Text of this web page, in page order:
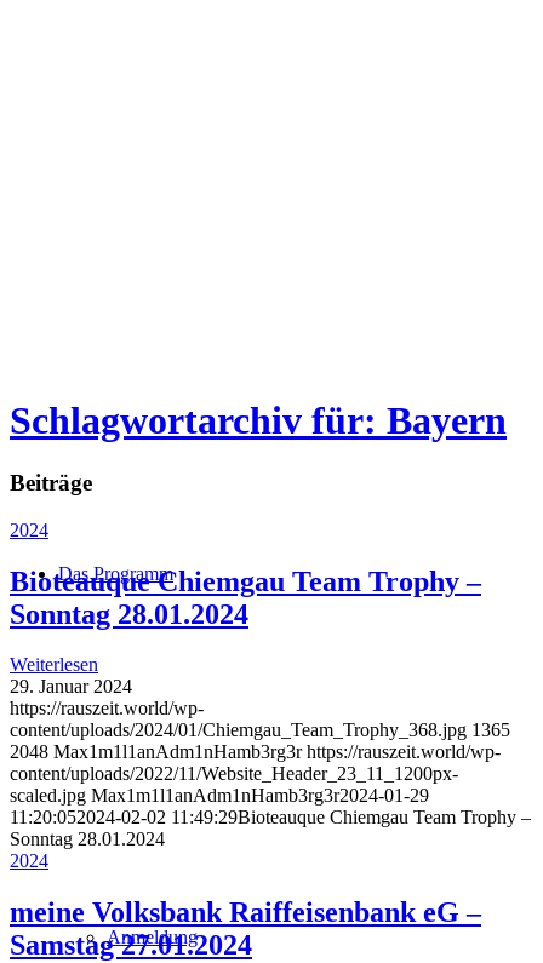
Das Programm
Anmeldung
Schlagwortarchiv für: Bayern
Beiträge
2024
Bioteauque Chiemgau Team Trophy –
Sonntag 28.01.2024
Weiterlesen
29. Januar 2024
https://rauszeit.world/wp-
content/uploads/2024/01/Chiemgau_Team_Trophy_368.jpg 1365
2048 Max1m1l1anAdm1nHamb3rg3r https://rauszeit.world/wp-
content/uploads/2022/11/Website_Header_23_11_1200px-
scaled.jpg Max1m1l1anAdm1nHamb3rg3r2024-01-29
11:20:052024-02-02 11:49:29Bioteauque Chiemgau Team Trophy –
Sonntag 28.01.2024
2024
meine Volksbank Raiffeisenbank eG –
Samstag 27.01.2024